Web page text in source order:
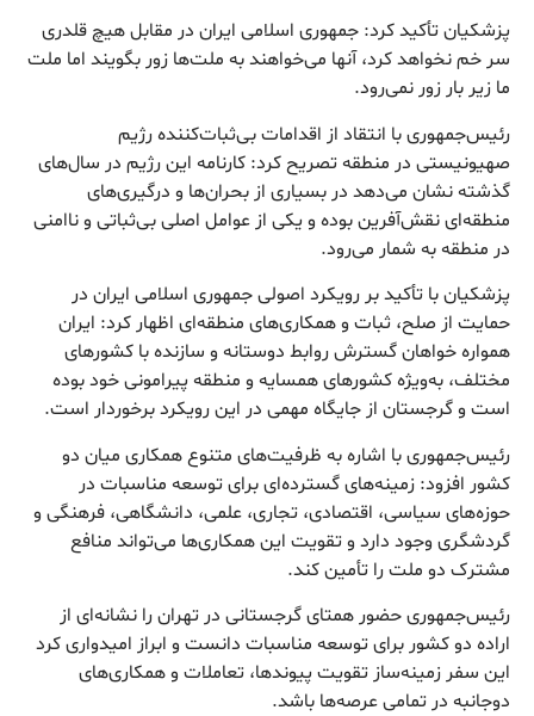
پزشکیان تأکید کرد: جمهوری اسلامی ایران در مقابل هیچ قلدری
سر خم نخواهد کرد، آنها می‌خواهند به ملت‌ها زور بگویند اما ملت
ما زیر بار زور نمی‌رود.
رئیس‌جمهوری با انتقاد از اقدامات بی‌ثبات‌کننده رژیم
صهیونیستی در منطقه تصریح کرد: کارنامه این رژیم در سال‌های
گذشته نشان می‌دهد در بسیاری از بحران‌ها و درگیری‌های
منطقه‌ای نقش‌آفرین بوده و یکی از عوامل اصلی بی‌ثباتی و ناامنی
در منطقه به شمار می‌رود.
پزشکیان با تأکید بر رویکرد اصولی جمهوری اسلامی ایران در
حمایت از صلح، ثبات و همکاری‌های منطقه‌ای اظهار کرد: ایران
همواره خواهان گسترش روابط دوستانه و سازنده با کشورهای
مختلف، به‌ویژه کشورهای همسایه و منطقه پیرامونی خود بوده
است و گرجستان از جایگاه مهمی در این رویکرد برخوردار است.
رئیس‌جمهوری با اشاره به ظرفیت‌های متنوع همکاری میان دو
کشور افزود: زمینه‌های گسترده‌ای برای توسعه مناسبات در
حوزه‌های سیاسی، اقتصادی، تجاری، علمی، دانشگاهی، فرهنگی و
گردشگری وجود دارد و تقویت این همکاری‌ها می‌تواند منافع
مشترک دو ملت را تأمین کند.
رئیس‌جمهوری حضور همتای گرجستانی در تهران را نشانه‌ای از
اراده دو کشور برای توسعه مناسبات دانست و ابراز امیدواری کرد
این سفر زمینه‌ساز تقویت پیوندها، تعاملات و همکاری‌های
دوجانبه در تمامی عرصه‌ها باشد.